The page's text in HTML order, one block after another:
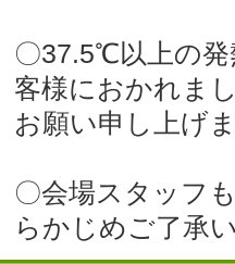
〇37.5℃以上の
客様におかれま
お願い申し上げ
〇会場スタッフ
らかじめご了承